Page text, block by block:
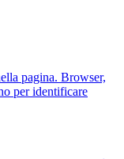
pagina. Browser,
per identificare